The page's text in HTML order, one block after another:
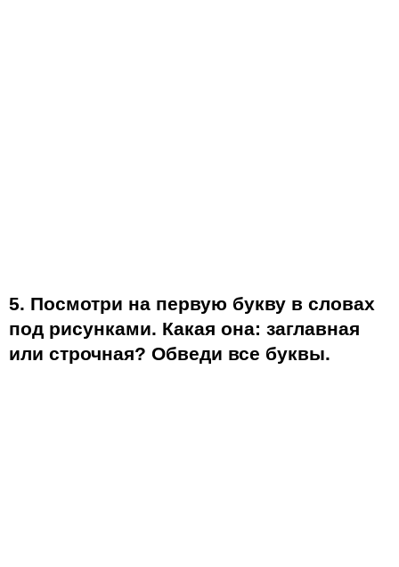
5. Посмотри на первую букву в словах
под рисунками. Какая она: заглавная
или строчная? Обведи все буквы.